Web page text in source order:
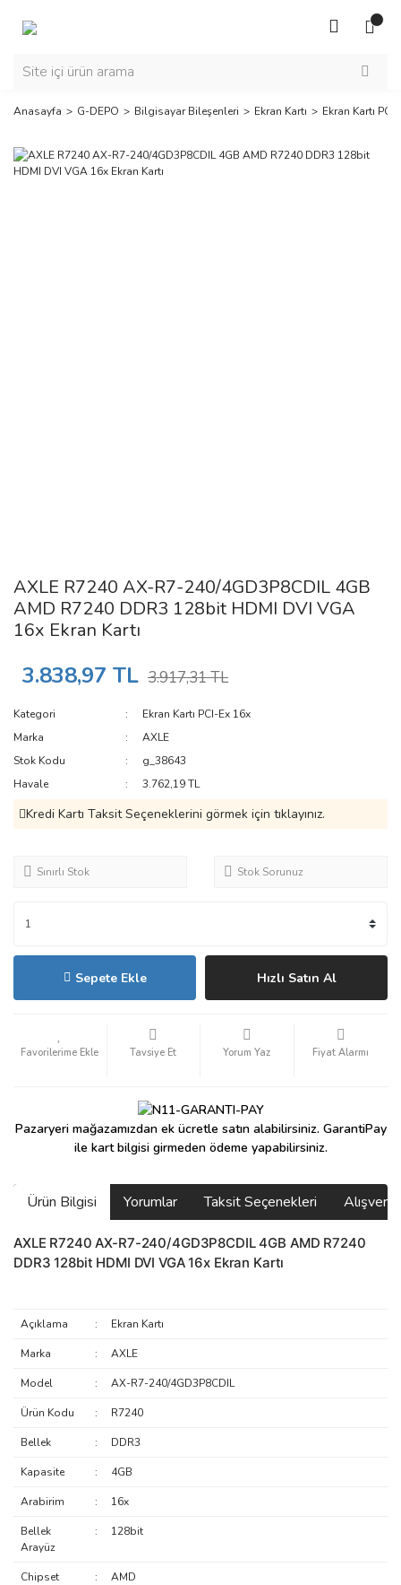
Anasayfa G-DEPO Bilgisayar Bileşenleri Ekran Kartı Ekran Kartı
AXLE R7240 AX-R7-240/4GD3P8CDIL 4GB
AMD R7240 DDR3 128bit HDMI DVI VGA
16x Ekran Kartı
3.838,97 TL 3.917,31 TL
Kategori
Ekran Kartı PCI-Ex 16x
Marka
AXLE
Stok Kodu
g_38643
Havale
3.762,19 TL
Kredi Kartı Taksit Seçeneklerini görmek için tıklayınız.
Sınırlı Stok Stok Sorunuz
Sepete Ekle Hızlı Satın Al
Tavsiye Et Yorum Yaz Fiyat Alarmı
Pazaryeri mağazamızdan ek ücretle satın alabilirsiniz. GarantiPay
ile kart bilgisi girmeden ödeme yapabilirsiniz.
Ürün Bilgisi Yorumlar Taksit Seçenekleri
AXLE R7240 AX-R7-240/4GD3P8CDIL 4GB AMD R7240
DDR3 128bit HDMI DVI VGA 16x Ekran Kartı
Açıklama : Ekran Kartı
Marka : AXLE
Model : AX-R7-240/4GD3P8CDIL
Ürün Kodu : R7240
Bellek : DDR3
Kapasite : 4GB
Arabirim : 16x
Bellek
Arayüz
: 128bit
Chipset
: AMD